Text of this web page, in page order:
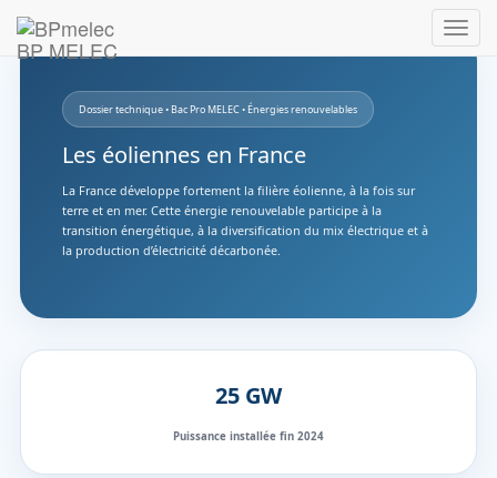
BP MELEC
Dossier technique • Bac Pro MELEC • Énergies renouvelables
Les éoliennes en France
La France développe fortement la filière éolienne, à la fois sur
terre et en mer. Cette énergie renouvelable participe à la
transition énergétique, à la diversification du mix électrique et à
la production d’électricité décarbonée.
25 GW
Puissance installée fin 2024